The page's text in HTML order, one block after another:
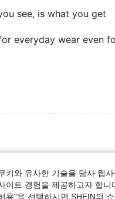
see, is what you get
everyday wear even
키와 유사한 기술을 당사 웹
이트 경험을 제공하고자 합
용"을 선택하시면 SHEIN의